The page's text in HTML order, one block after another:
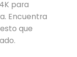
para
Encuentra
que